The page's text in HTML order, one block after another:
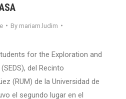
By mariam.ludim
for the Exploration and
del Recinto
(RUM) de la Universidad de
el segundo lugar en el